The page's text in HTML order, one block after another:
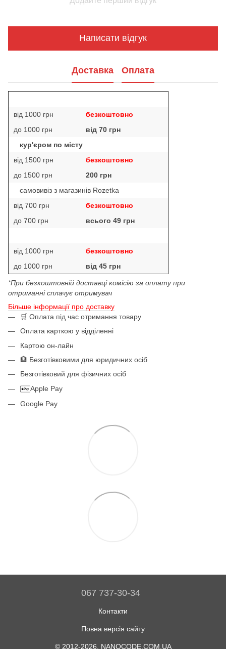
Написати відгук
Доставка Оплата
від 1000 грн
безкоштовно
до 1000 грн
від 70 грн
кур'єром по місту
від 1500 грн
безкоштовно
до 1500 грн
200 грн
самовивіз з магазинів Rozetka
від 700 грн
безкоштовно
до 700 грн
всього 49 грн
від 1000 грн
безкоштовно
до 1000 грн
від 45 грн
*При безкоштовній доставці комісію за оплату при
отриманні сплачує отримувач
Більше інформації про доставку
🛒 Оплата під час отримання товару
Оплата карткою у відділенні
Картою он-лайн
🏦 Безготівковими для юридичних осіб
Безготівковий для фізичних осіб
Apple Pay
Google Pay
067 737-30-34
Контакти
Повна версія сайту
© 2012-2026, NANOCODE.COM.UA